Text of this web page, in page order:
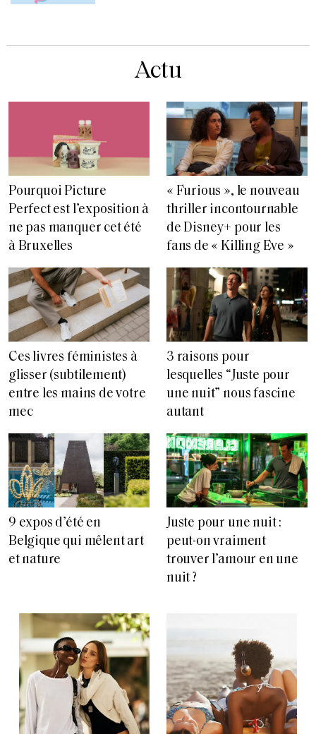
Actu
Pourquoi Picture
Perfect est l’exposition à
ne pas manquer cet été
à Bruxelles
« Furious », le nouveau
thriller incontournable
de Disney+ pour les
fans de « Killing Eve »
Ces livres féministes à
glisser (subtilement)
entre les mains de votre
mec
3 raisons pour
lesquelles “Juste pour
une nuit” nous fascine
autant
9 expos d’été en
Belgique qui mêlent art
et nature
Juste pour une nuit :
peut-on vraiment
trouver l’amour en une
nuit ?